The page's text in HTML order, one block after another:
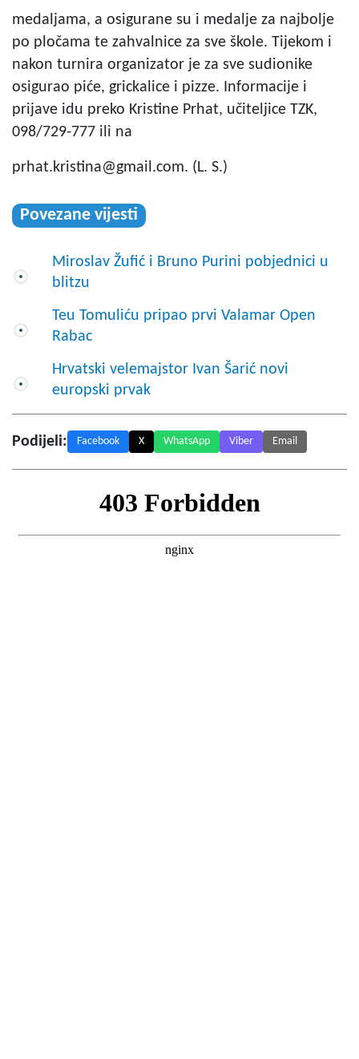
medaljama, a osigurane su i medalje za najbolje
po pločama te zahvalnice za sve škole. Tijekom i
nakon turnira organizator je za sve sudionike
osigurao piće, grickalice i pizze. Informacije i
prijave idu preko Kristine Prhat, učiteljice TZK,
098/729-777 ili na
prhat.kristina@gmail.com. (L. S.)
Povezane vijesti
Miroslav Žufić i Bruno Purini pobjednici u
blitzu
Teu Tomuliću pripao prvi Valamar Open
Rabac
Hrvatski velemajstor Ivan Šarić novi
europski prvak
Podijeli: Facebook X WhatsApp Viber Email